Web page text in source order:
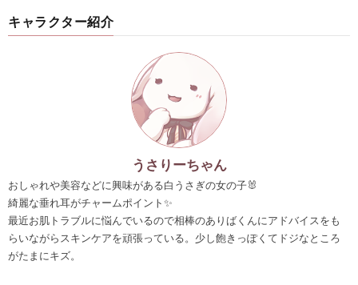
キャラクター紹介
うさりーちゃん
おしゃれや美容などに興味がある白うさぎの女の子🐰
綺麗な垂れ耳がチャームポイント✨
最近お肌トラブルに悩んでいるので相棒のありばくんにアドバイスをも
らいながらスキンケアを頑張っている。少し飽きっぽくてドジなところ
がたまにキズ。